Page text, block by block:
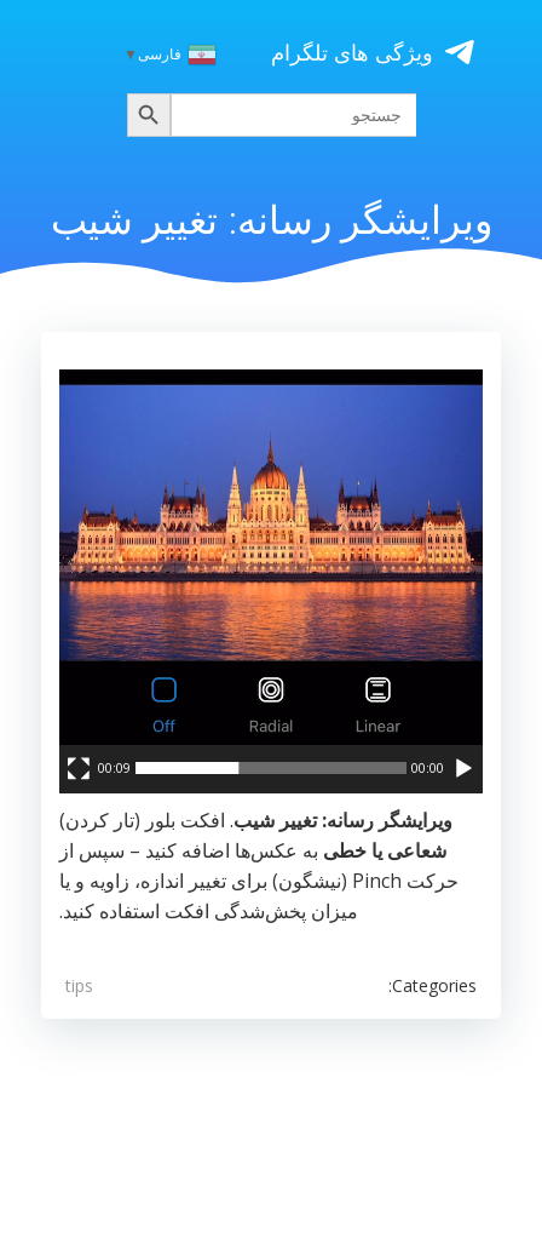
content
ویژگی های تلگرام فارسی▼
جستجو
برای:
جستجو
ویرایشگر رسانه: تغییر شیب
نمایشگر
00:00
00:09
ویرایشگر رسانه: تغییر شیب. افکت بلور (تار کردن)
شعاعی یا خطی به عکس‌ها اضافه کنید – سپس از
حرکت Pinch (نیشگون) برای تغییر اندازه، زاویه و یا
میزان پخش‌شدگی افکت استفاده کنید.
Categories:
tips